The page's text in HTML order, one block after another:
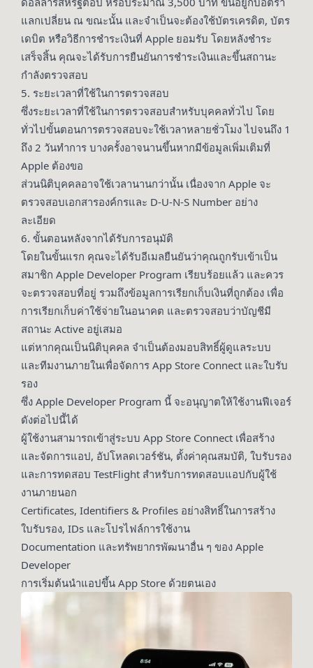
แลกเปลี่ยน ณ ขณะนั้น และจำเป็นจะต้องใช้บัตรเครดิต, บัตร
เดบิต หรือวิธีการชำระเงินที่ Apple ยอมรับ โดยหลังชำระ
เสร็จสิ้น คุณจะได้รับการยืนยันการชำระเงินและขึ้นสถานะ
กำลังตรวจสอบ
5. ระยะเวลาที่ใช้ในการตรวจสอบ
ซึ่งระยะเวลาที่ใช้ในการตรวจสอบสำหรับบุคคลทั่วไป โดย
ทั่วไปขั้นตอนการตรวจสอบจะใช้เวลาหลายชั่วโมง ไปจนถึง 1
ถึง 2 วันทำการ บางครั้งอาจนานขึ้นหากมีข้อมูลเพิ่มเติมที่
Apple ต้องขอ
ส่วนนิติบุคคลอาจใช้เวลานานกว่านั้น เนื่องจาก Apple จะ
ตรวจสอบเอกสารองค์กรและ D-U-N-S Number อย่าง
ละเอียด
6. ขั้นตอนหลังจากได้รับการอนุมัติ
โดยในขั้นแรก คุณจะได้รับอีเมลยืนยันว่าคุณถูกรับเข้าเป็น
สมาชิก Apple Developer Program เรียบร้อยแล้ว และควร
จะตรวจสอบที่อยู่ รวมถึงข้อมูลการเรียกเก็บเงินที่ถูกต้อง เพื่อ
การเรียกเก็บค่าใช้จ่ายในอนาคต และตรวจสอบว่าบัญชีมี
สถานะ Active อยู่เสมอ
แต่หากคุณเป็นนิติบุคคล จำเป็นต้องมอบสิทธิ์ผู้ดูแลระบบ
และทีมงานภายในเพื่อจัดการ App Store Connect และใบรับ
รอง
ซึ่ง Apple Developer Program นี้ จะอนุญาตให้ใช้งานฟีเจอร์
ดังต่อไปนี้ได้
ผู้ใช้งานสามารถเข้าสู่ระบบ App Store Connect เพื่อสร้าง
และจัดการแอป, อัปโหลดเวอร์ชัน, ตั้งค่าคุณสมบัติ, ใบรับรอง
และการทดสอบ TestFlight สำหรับการทดสอบแอปกับผู้ใช้
งานภายนอก
Certificates, Identifiers & Profiles อย่างสิทธิ์ในการสร้าง
ใบรับรอง, IDs และโปรไฟล์การใช้งาน
Documentation และทรัพยากรพัฒนาอื่น ๆ ของ Apple
Developer
การเริ่มต้นนำแอปขึ้น App Store ด้วยตนเอง